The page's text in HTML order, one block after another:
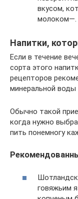
вкусом,
молоком—.
Напитки,
Если в течение
сорта этого
рецепторов
минеральной воды
Обычно такой
когда нужно
пить понемногу
говяжьим